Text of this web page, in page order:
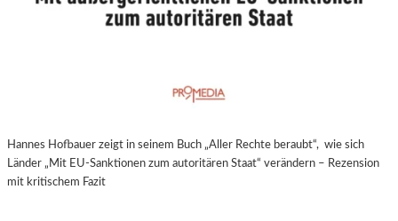
Hannes Hofbauer zeigt in seinem Buch „Aller Rechte beraubt“, wie sich
Länder „Mit EU-Sanktionen zum autoritären Staat“ verändern – Rezension
mit kritischem Fazit